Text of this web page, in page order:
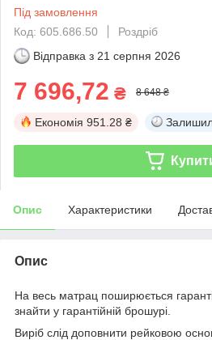
Під замовлення
Код: 605.686.50
Роздріб
Відправка з 21 серпня 2026
7 696,72 ₴ 8 648 ₴
Економія 951.28 ₴
Опис Характеристики
Опис
На весь матрац поширюється
знайти у гарантійній брошурі.
Виріб слід доповнити рейковою